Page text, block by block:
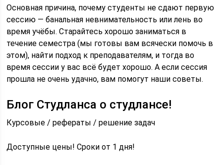
Основная причина, почему студенты не сдают первую
сессию — банальная невнимательность или лень во
время учёбы. Старайтесь хорошо заниматься в
течение семестра (мы готовы вам всячески помочь в
этом), найти подход к преподавателям, и тогда во
время сессии у вас всё будет хорошо. А если сессия
прошла не очень удачно, вам помогут наши советы.
Блог Студланса о студлансе!
Курсовые / рефераты / решение задач
Доступные цены! Сроки от 1 дня!